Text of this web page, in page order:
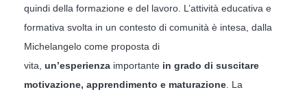
quindi della formazione e del lavoro. L’attività educativa e
formativa svolta in un contesto di comunità è intesa, dalla
Michelangelo come proposta di
vita, un’esperienza importante in grado di suscitare
motivazione, apprendimento e maturazione . La